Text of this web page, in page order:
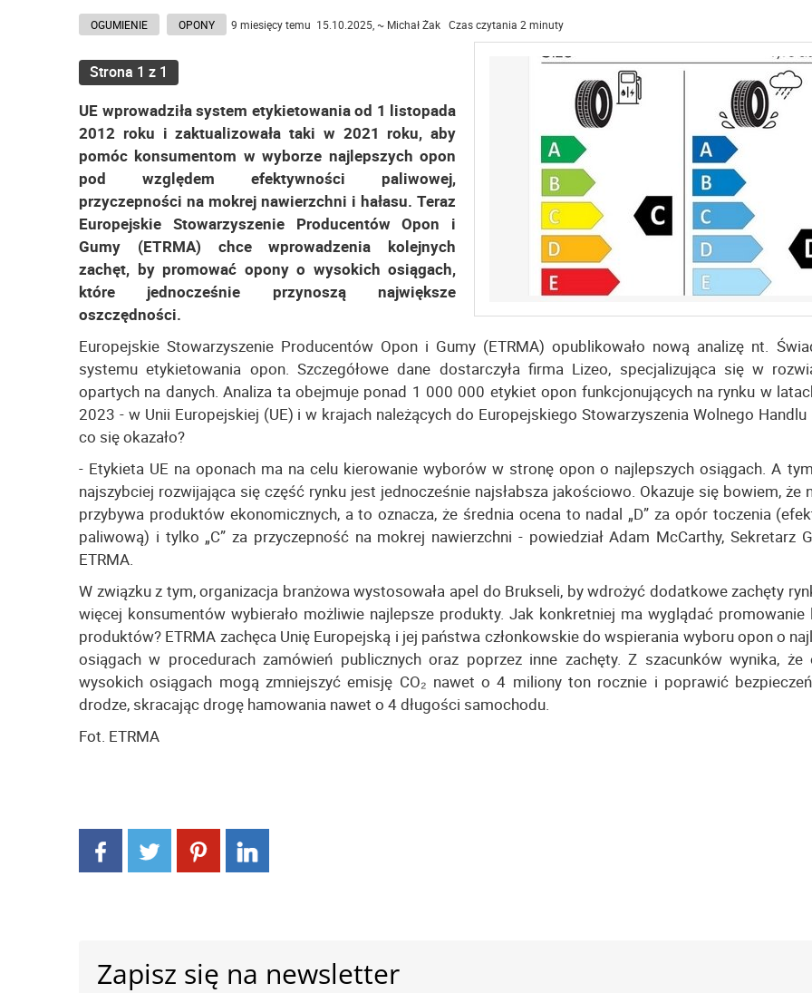
OGUMIENIE OPONY 9 miesięcy temu 15.10.2025, ~ Michał Żak Czas czytania 2 minuty
Strona 1 z 1
UE wprowadziła system etykietowania od 1 listopada
2012 roku i zaktualizowała taki w 2021 roku, aby
pomóc konsumentom w wyborze najlepszych opon
pod względem efektywności paliwowej,
przyczepności na mokrej nawierzchni i hałasu. Teraz
Europejskie Stowarzyszenie Producentów Opon i
Gumy (ETRMA) chce wprowadzenia kolejnych
zachęt, by promować opony o wysokich osiągach,
które jednocześnie przynoszą największe
oszczędności.
Europejskie Stowarzyszenie Producentów Opon i Gumy (ETRMA) opublikowało nową analizę nt.
systemu etykietowania opon. Szczegółowe dane dostarczyła firma Lizeo, specjalizująca się w
opartych na danych. Analiza ta obejmuje ponad 1 000 000 etykiet opon funkcjonujących na rynku w
2023 - w Unii Europejskiej (UE) i w krajach należących do Europejskiego Stowarzyszenia Wolnego Handlu
co się okazało?
- Etykieta UE na oponach ma na celu kierowanie wyborów w stronę opon o najlepszych osiągach. A
najszybciej rozwijająca się część rynku jest jednocześnie najsłabsza jakościowo. Okazuje się bowiem, że
przybywa produktów ekonomicznych, a to oznacza, że średnia ocena to nadal „D” za opór toczenia
paliwową) i tylko „C” za przyczepność na mokrej nawierzchni - powiedział Adam McCarthy, Sekretarz
ETRMA.
W związku z tym, organizacja branżowa wystosowała apel do Brukseli, by wdrożyć dodatkowe zachęty
więcej konsumentów wybierało możliwie najlepsze produkty. Jak konkretniej ma wyglądać promowanie
produktów? ETRMA zachęca Unię Europejską i jej państwa członkowskie do wspierania wyboru opon o
osiągach w procedurach zamówień publicznych oraz poprzez inne zachęty. Z szacunków wynika, że
wysokich osiągach mogą zmniejszyć emisję CO₂ nawet o 4 miliony ton rocznie i poprawić
drodze, skracając drogę hamowania nawet o 4 długości samochodu.
Fot. ETRMA
Zapisz się na newsletter